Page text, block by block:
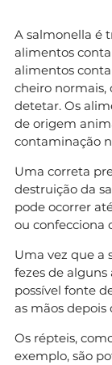
A salmonella é
alimentos
alimentos
cheiro normais,
detetar. Os
de origem
contaminação
Uma correta
destruição da
pode ocorrer
ou confecciona
Uma vez que a
fezes de alguns
possível fonte
as mãos
Os répteis,
exemplo, são